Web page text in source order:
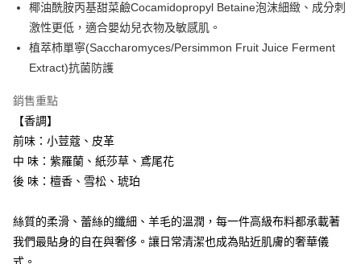
付款後全家取貨
每筆NT$100，滿NT$888(含以上)免運費
7-11取貨付款
每筆NT$100，滿NT$888(含以上)免運費
付款後7-11取貨
每筆NT$100，滿NT$888(含以上)免運費
宅配
宅配-離島
每筆NT$150，滿NT$888(含以上)免運費
椰油酰胺丙基甜菜鹼Cocamidopropyl Betaine泡沫細緻、成分刺
激性更低，適合嬰幼兒衣物及敏感肌。
植萃柿單寧(Saccharomyces/Persimmon Fruit Juice Ferment
Extract)抗菌防護
銷售重點
【香調】
前味：小荳蔻、皮革
中 味：紫羅蘭、紙莎草、鳶尾花
後 味：檀香、雪松、琥珀
絲質的柔滑、蕾絲的纖細、羊毛的溫潤，每一件高級布料都承載著
我們最貼身的自在與奢侈。讓日常清潔也成為貼近肌膚的奢華儀